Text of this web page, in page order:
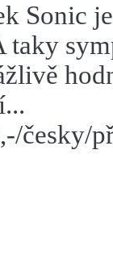
Sonic
taky
česky/